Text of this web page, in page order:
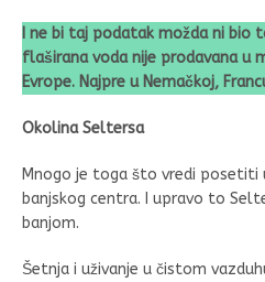
I ne bi taj podatak možda ni
flaširana voda nije prodavana u
Evrope. Najpre u Nemačkoj,
Okolina Seltersa
Mnogo je toga što vredi posetiti
banjskog centra. I upravo to
banjom.
Šetnja i uživanje u čistom